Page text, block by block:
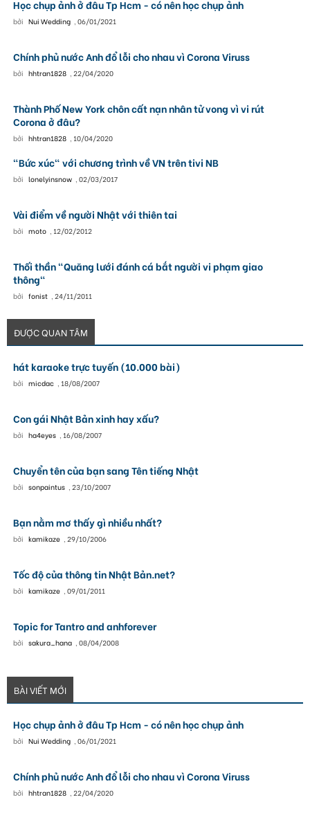
Học chụp ảnh ở đâu Tp Hcm - có nên học chụp ảnh
bởi Nui Wedding , 06/01/2021
Chính phủ nước Anh đổ lỗi cho nhau vì Corona Viruss
bởi hhtran1828 , 22/04/2020
Thành Phố New York chôn cất nạn nhân tử vong vì vi rút
Corona ở đâu?
bởi hhtran1828 , 10/04/2020
"Bức xúc" với chương trình về VN trên tivi NB
bởi lonelyinsnow , 02/03/2017
Vài điểm về người Nhật với thiên tai
bởi moto , 12/02/2012
Thối thần "Quăng lưới đánh cá bắt người vi phạm giao
thông"
bởi fonist , 24/11/2011
ĐƯỢC QUAN TÂM
hát karaoke trực tuyến (10.000 bài)
bởi micdac , 18/08/2007
Con gái Nhật Bản xinh hay xấu?
bởi ha4eyes , 16/08/2007
Chuyển tên của bạn sang Tên tiếng Nhật
bởi sonpaintus , 23/10/2007
Bạn nằm mơ thấy gì nhiều nhất?
bởi kamikaze , 29/10/2006
Tốc độ của thông tin Nhật Bản.net?
bởi kamikaze , 09/01/2011
Topic for Tantro and anhforever
bởi sakura_hana , 08/04/2008
BÀI VIẾT MỚI
Học chụp ảnh ở đâu Tp Hcm - có nên học chụp ảnh
bởi Nui Wedding , 06/01/2021
Chính phủ nước Anh đổ lỗi cho nhau vì Corona Viruss
bởi hhtran1828 , 22/04/2020